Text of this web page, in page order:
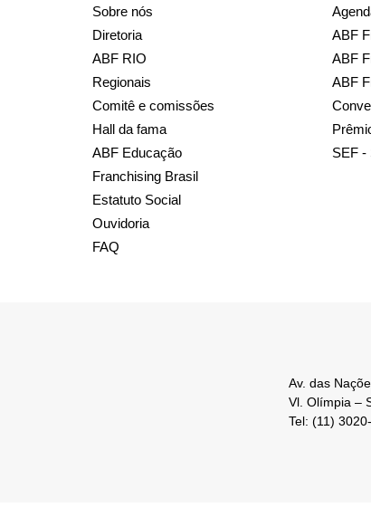
Sobre nós
Diretoria
ABF RIO
Regionais
Comitê e comissões
Hall da fama
ABF Educação
Franchising Brasil
Estatuto Social
Ouvidoria
FAQ
ABF
ABF
ABF
SEF -
Av. das
Vl. Olímpia –
Tel: (11)